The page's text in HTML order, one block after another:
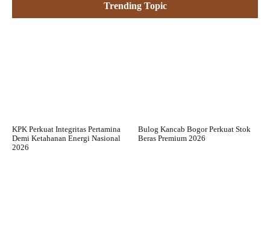
Trending Topic
KPK Perkuat Integritas Pertamina
Demi Ketahanan Energi Nasional
2026
Bulog Kancab Bogor Perkuat Stok
Beras Premium 2026